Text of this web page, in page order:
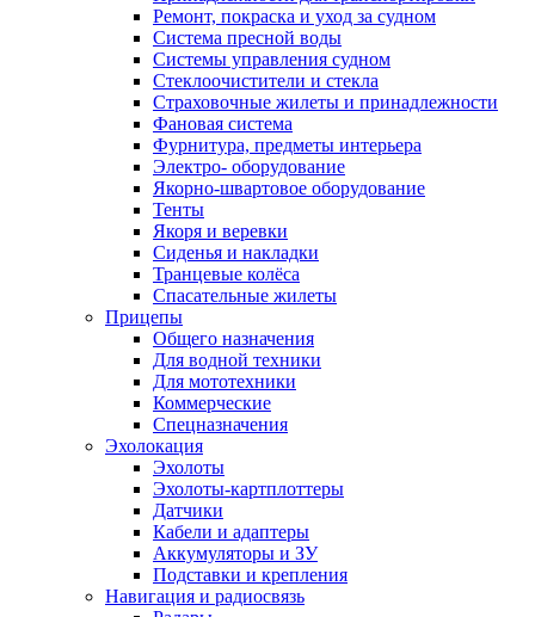
Ремонт, покраска и уход за судном
Система пресной воды
Системы управления судном
Стеклоочистители и стекла
Страховочные жилеты и принадлежности
Фановая система
Фурнитура, предметы интерьера
Электро- оборудование
Якорно-швартовое оборудование
Тенты
Якоря и веревки
Сиденья и накладки
Транцевые колёса
Спасательные жилеты
Прицепы
Общего назначения
Для водной техники
Для мототехники
Коммерческие
Спецназначения
Эхолокация
Эхолоты
Эхолоты-картплоттеры
Датчики
Кабели и адаптеры
Аккумуляторы и ЗУ
Подставки и крепления
Навигация и радиосвязь